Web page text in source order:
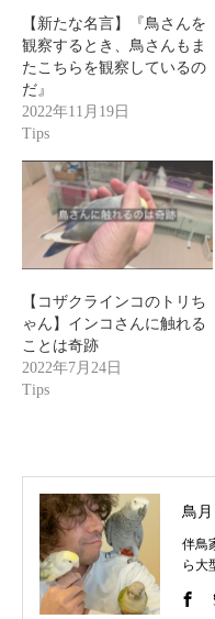
【新たな名言】『鳥さんを
観察するとき、鳥さんもま
たこちらを観察しているの
だ』
2022年11月19日
Tips
【コザクラインコのトリち
ゃん】インコさんに触れる
ことは奇跡
2022年7月24日
Tips
鳥
伴鳥
ら大
困り